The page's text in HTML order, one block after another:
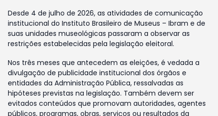
Desde 4 de julho de 2026, as atividades de comunicação
institucional do Instituto Brasileiro de Museus – Ibram e de
suas unidades museológicas passaram a observar as
restrições estabelecidas pela legislação eleitoral.
Nos três meses que antecedem as eleições, é vedada a
divulgação de publicidade institucional dos órgãos e
entidades da Administração Pública, ressalvadas as
hipóteses previstas na legislação. Também devem ser
evitados conteúdos que promovam autoridades, agentes
públicos, programas, obras, serviços ou resultados da